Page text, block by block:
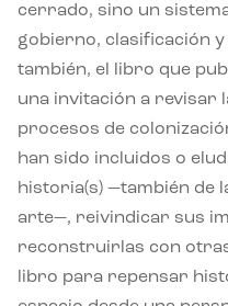
cerrado, sino un
gobierno, clasificación y
también, el libro que
una invitación a revisar
procesos de
han sido incluidos o
historia(s) —también de
arte—, reivindicar sus
reconstruirlas con
libro para repensar